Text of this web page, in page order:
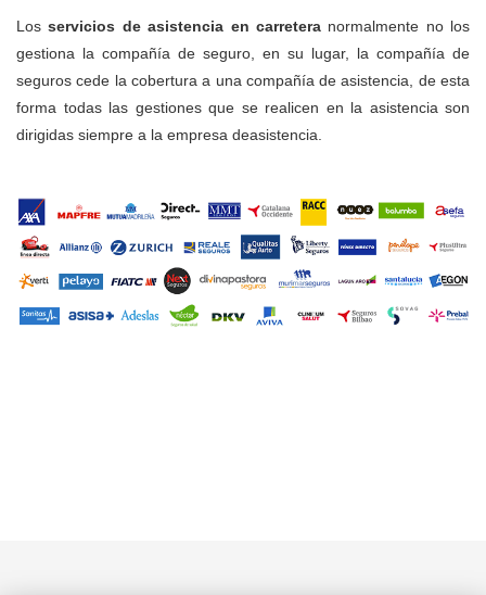
Losservicios de asistencia en carreteranormalmente no los
gestiona la compañía de seguro, en su lugar, la compañía de
seguros cede la cobertura a una compañía de asistencia, de esta
forma todas las gestiones que se realicen en la asistencia son
dirigidas siempre a la empresa deasistencia.